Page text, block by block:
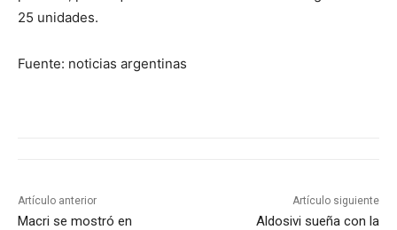
25 unidades.
Fuente: noticias argentinas
Artículo anterior
Macri se mostró en
Artículo siguiente
Aldosivi sueña con la